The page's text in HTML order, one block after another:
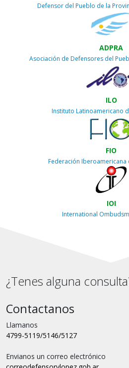
Defensor del Pueblo de la
ADPRA
Asociación de Defensores del
ILO
Instituto Latinoamericano
FIO
Federación Iberoamericana
IOI
International
¿Tenes alguna
Contactanos
Llamanos
4799-5119/5146/5127
Envianos un correo electrónico